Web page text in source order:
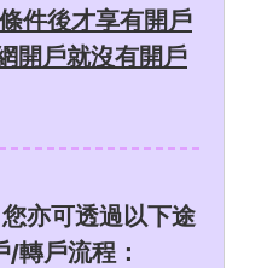
件後才享有開戶
開戶就沒有開戶
亦可透過以下途
轉戶流程：